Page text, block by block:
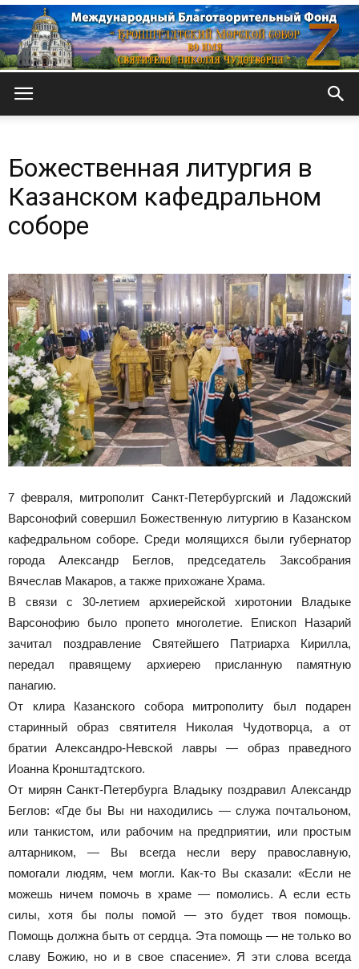
Морской
Божественная литургия в
Казанском кафедральном
соборе
7 февраля, митрополит Санкт-Петербургский и Ладожский
Варсонофий совершил Божественную литургию в Казанском
кафедральном соборе. Среди молящихся были губернатор
города Александр Беглов, председатель Заксобрания
Вячеслав Макаров, а также прихожане Храма.
В связи с 30-летием архиерейской хиротонии Владыке
Варсонофию было пропето многолетие. Епископ Назарий
зачитал поздравление Святейшего Патриарха Кирилла,
передал правящему архиерею присланную памятную
панагию.
От клира Казанского собора митрополиту был подарен
старинный образ святителя Николая Чудотворца, а от
братии Александро-Невской лавры — образ праведного
Иоанна Кронштадтского.
От мирян Санкт-Петербурга Владыку поздравил Александр
Беглов: «Где бы Вы ни находились — служа почтальоном,
или танкистом, или рабочим на предприятии, или простым
алтарником, — Вы всегда несли веру православную,
помогали людям, чем могли. Как-то Вы сказали: «Если не
можешь ничем помочь в храме — помолись. А если есть
силы, хотя бы полы помой — это будет твоя помощь.
Помощь должна быть от сердца. Эта помощь — не только во
славу Божию, но и в свое спасение». Я эти слова всегда